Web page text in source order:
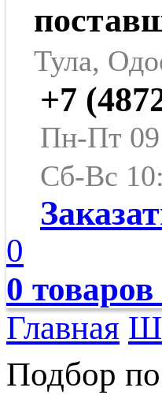
Тула,
+7
Пн-Пт
Сб-Вс
0
0 товаров
Главная
Подбор